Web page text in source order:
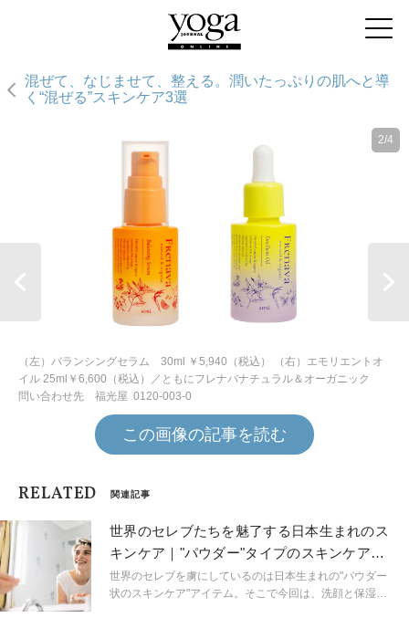
混ぜて、なじませて、整える。潤いたっぷりの肌へと導
く“混ぜる”スキンケア3選
2/4
（左）バランシングセラム 30ml ￥5,940（税込） （右）エモリエントオ
イル 25ml￥6,600（税込）／ともにフレナバナチュラル＆オーガニック
問い合わせ先 福光屋 0120-003-0
この画像の記事を読む
RELATED 関連記事
世界のセレブたちを魅了する日本生まれのス
キンケア｜"パウダー"タイプのスキンケアコ
スメ最前線
世界のセレブを虜にしているのは日本生まれの"パウダー
状のスキンケア"アイテム。そこで今回は、洗顔と保湿に